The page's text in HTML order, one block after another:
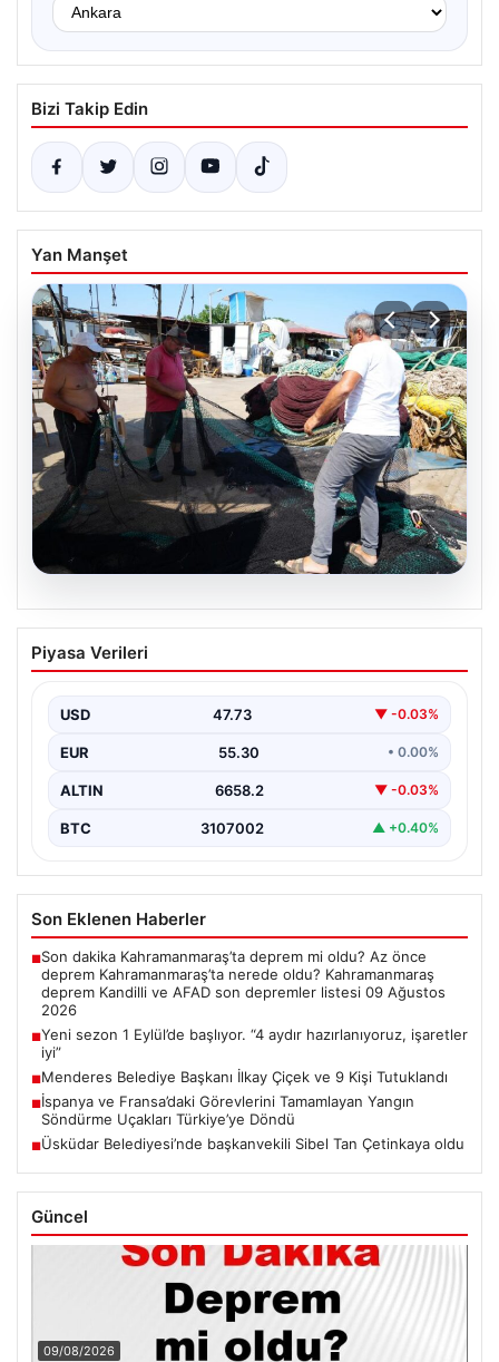
Bizi Takip Edin
Yan Manşet
Yeni sezon 1 Eylül’de başlıyor. “4 aydır
hazırlanıyoruz, işaretler iyi”
Piyasa Verileri
USD 47.73 ▼ -0.03%
EUR 55.30 • 0.00%
ALTIN 6658.2 ▼ -0.03%
BTC 3107002 ▲ +0.40%
Son Eklenen Haberler
■Son dakika Kahramanmaraş’ta deprem mi oldu? Az önce
deprem Kahramanmaraş’ta nerede oldu? Kahramanmaraş
deprem Kandilli ve AFAD son depremler listesi 09 Ağustos
2026
■Yeni sezon 1 Eylül’de başlıyor. “4 aydır hazırlanıyoruz, işaretler
iyi”
■Menderes Belediye Başkanı İlkay Çiçek ve 9 Kişi Tutuklandı
■İspanya ve Fransa’daki Görevlerini Tamamlayan Yangın
Söndürme Uçakları Türkiye’ye Döndü
■Üsküdar Belediyesi’nde başkanvekili Sibel Tan Çetinkaya oldu
Güncel
09/08/2026